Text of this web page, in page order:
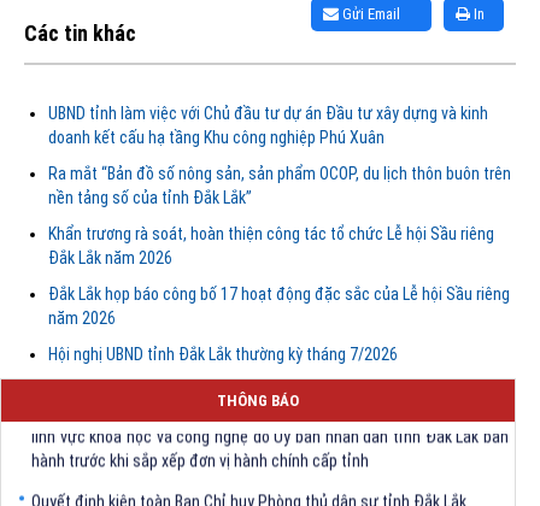
In
Gửi Email
Các tin khác
UBND tỉnh làm việc với Chủ đầu tư dự án Đầu tư xây dựng và kinh
doanh kết cấu hạ tầng Khu công nghiệp Phú Xuân
Ra mắt “Bản đồ số nông sản, sản phẩm OCOP, du lịch thôn buôn trên
nền tảng số của tỉnh Đắk Lắk”
Khẩn trương rà soát, hoàn thiện công tác tổ chức Lễ hội Sầu riêng
Đắk Lắk năm 2026
Đắk Lắk họp báo công bố 17 hoạt động đặc sắc của Lễ hội Sầu riêng
năm 2026
Hội nghị UBND tỉnh Đắk Lắk thường kỳ tháng 7/2026
THÔNG BÁO
Quyết định Về việc bãi bỏ một số văn bảng quy phạm pháp luật trong
hành trước khi sắp xếp đơn vị hành chính cấp tỉnh